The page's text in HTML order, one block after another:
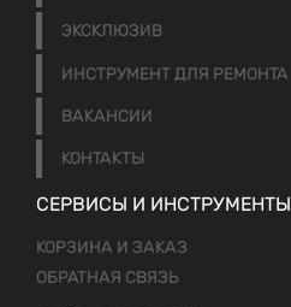
ЭКСКЛЮЗИВ
ИНСТРУМЕНТ ДЛЯ РЕМОНТА
ВАКАНСИИ
КОНТАКТЫ
СЕРВИСЫ И ИНСТРУМЕНТЫ
КОРЗИНА И ЗАКАЗ
ОБРАТНАЯ СВЯЗЬ